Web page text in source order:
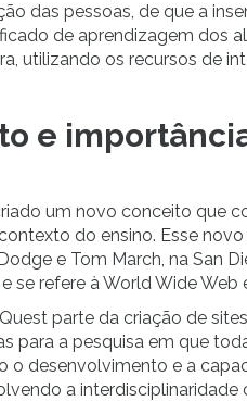
das pessoas, de que a
de aprendizagem dos
utilizando os recursos de
e
um novo conceito que
do ensino. Esse
e Tom March, na San
se refere à World Wide
parte da criação de
para a pesquisa em que
o desenvolvimento e a
a